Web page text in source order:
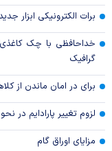
برات الکترونیکی ابزار
خداحافظی با چک
گرافیک
برای در امان ماندن از
لزوم تغییر پارادایم در
مزایای اوراق گام